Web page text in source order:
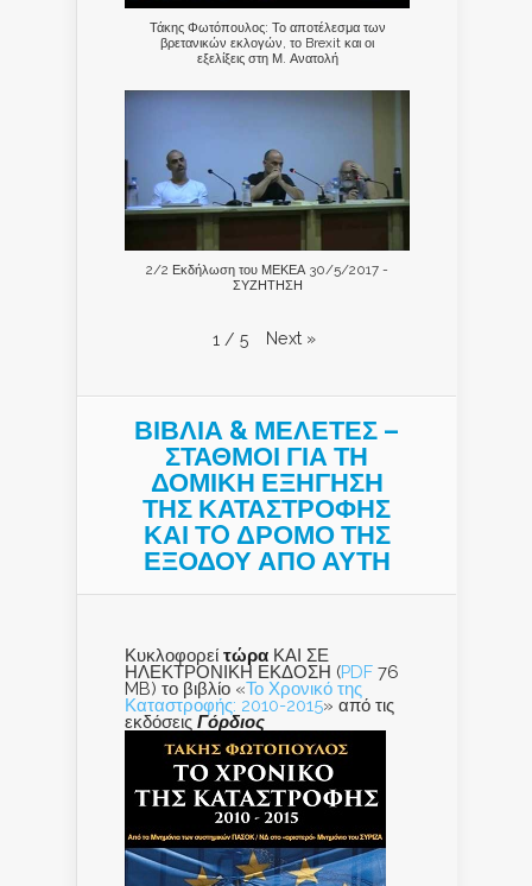
Τάκης Φωτόπουλος: Το αποτέλεσμα των
βρετανικών εκλογών, το Brexit και οι
εξελίξεις στη Μ. Ανατολή
2/2 Εκδήλωση του ΜΕΚΕΑ 30/5/2017 -
ΣΥΖΗΤΗΣΗ
1 / 5 Next »
ΒΙΒΛΙΑ & ΜΕΛΕΤΕΣ –
ΣΤΑΘΜΟΙ ΓΙΑ ΤΗ
ΔΟΜΙΚΗ ΕΞΗΓΗΣΗ
ΤΗΣ ΚΑΤΑΣΤΡΟΦΗΣ
ΚΑΙ ΤO ΔΡΟΜΟ ΤΗΣ
ΕΞΟΔΟΥ ΑΠΟ ΑΥΤΗ
Κυκλοφορεί τώρα ΚΑΙ ΣΕ
ΗΛΕΚΤΡΟΝΙΚΗ ΕΚΔΟΣΗ (PDF 76
MB) το βιβλίο «Το Χρονικό της
Καταστροφής: 2010-2015» από τις
εκδόσεις Γόρδιος